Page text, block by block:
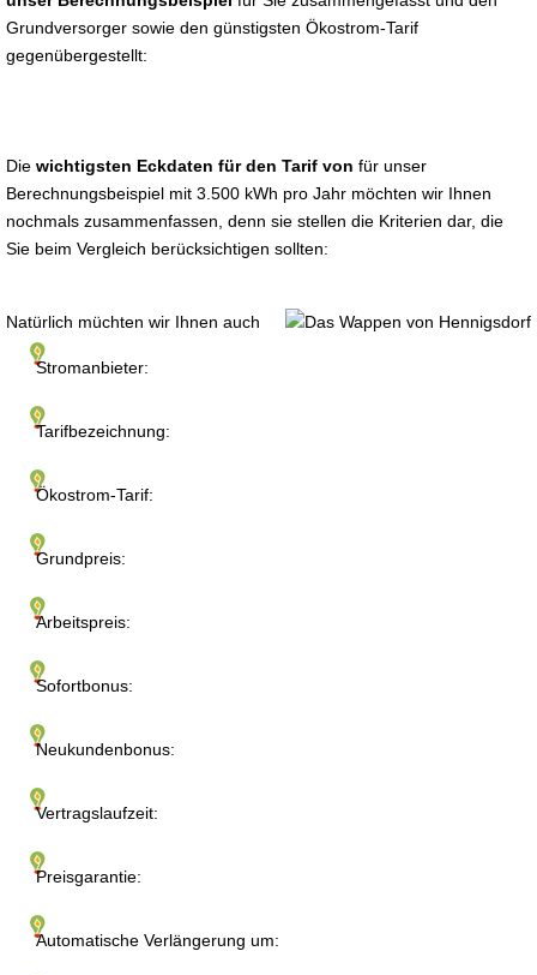
Grundversorger sowie den günstigsten Ökostrom-Tarif
gegenübergestellt:
Die wichtigsten Eckdaten für den Tarif von für unser
Berechnungsbeispiel mit 3.500 kWh pro Jahr möchten wir Ihnen
nochmals zusammenfassen, denn sie stellen die Kriterien dar, die
Sie beim Vergleich berücksichtigen sollten:
Stromanbieter:
Tarifbezeichnung:
Ökostrom-Tarif:
Grundpreis:
Arbeitspreis:
Sofortbonus:
Neukundenbonus:
Vertragslaufzeit:
Preisgarantie:
Automatische Verlängerung um:
Natürlich müchten wir Ihnen auch